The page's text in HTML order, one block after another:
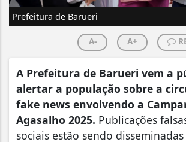
Prefeitura de Barueri
A- A+
A Prefeitura de Barueri vem a
alertar a população sobre a
fake news envolvendo a
Agasalho 2025. Publicações
sociais estão sendo